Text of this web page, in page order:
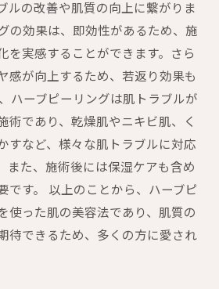
ルの改善や肌質の向上に繋がりま
の効果は、即効性があるため、施
を実感することができます。さら
感が向上するため、若返り効果も
ハーブピーリングは肌トラブルが
術であり、乾燥肌やニキビ肌、く
すなど、様々な肌トラブルに対応
また、施術後には保湿ケアも含め
です。 以上のことから、ハーブピ
使った肌の美容法であり、肌質の
待できるため、多くの方に愛され